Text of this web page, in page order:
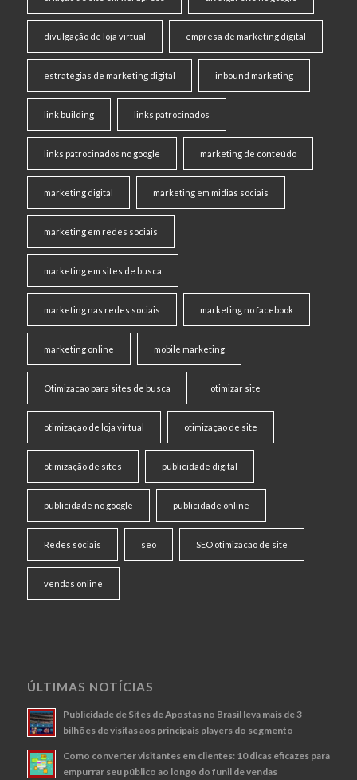
divulgação de loja virtual empresa de marketing digital
estratégias de marketing digital inbound marketing
link building links patrocinados
links patrocinados no google marketing de conteúdo
marketing digital marketing em midias sociais
marketing em redes sociais
marketing em sites de busca
marketing nas redes sociais marketing no facebook
marketing online mobile marketing
Otimizacao para sites de busca otimizar site
otimizaçao de loja virtual otimizaçao de site
otimização de sites publicidade digital
publicidade no google publicidade online
Redes sociais seo SEO otimizacao de site
vendas online
ÚLTIMAS NOTÍCIAS
Publicidade de Sites de Apostas no Brasil leva mais de 3
bilhões de visitas aos principais players do segmento
Como converter visitantes em clientes: 10 dicas eficazes para
empurrar seu público ao longo do funil de vendas